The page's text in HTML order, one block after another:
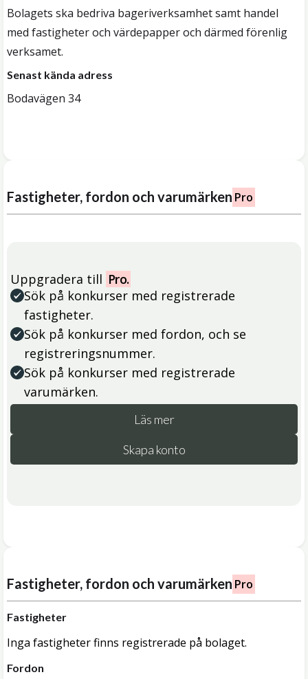
Bolagets ska bedriva bageriverksamhet samt handel
med fastigheter och värdepapper och därmed förenlig
verksamet.
Senast kända adress
Bodavägen 34
Fastigheter, fordon och varumärken Pro
Uppgradera till Pro.
Sök på konkurser med registrerade
fastigheter.
Sök på konkurser med fordon, och se
registreringsnummer.
Sök på konkurser med registrerade
varumärken.
Läs mer
Skapa konto
Fastigheter, fordon och varumärken Pro
Fastigheter
Inga fastigheter finns registrerade på bolaget.
Fordon